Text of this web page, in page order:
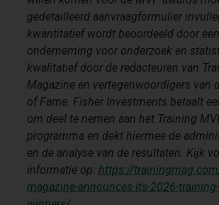
gedetailleerd aanvraagformulier
kwantitatief wordt beoordeeld door
onderneming voor onderzoek en
kwalitatief door de redacteuren van
Magazineen vertegenwoordigers van
of Fame. Fisher Investments betaalt
om deel te nemen aan het Training
programma en dekt hiermee de
en de analyse van de resultaten. Kijk
informatie op: https://
magazine-announces-its-2026-